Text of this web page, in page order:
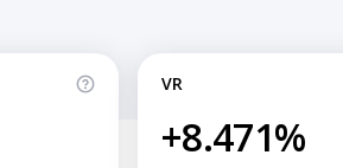
VR
+8.471%